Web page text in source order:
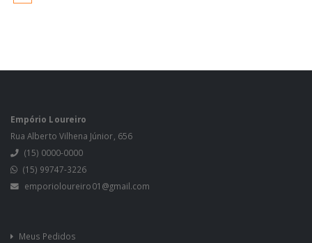
Empório Loureiro
Rua Alberto Vilhena Júnior, 656
(15) 0000-0000
(15) 99747-3226
emporioloureiro01@gmail.com
Meus Pedidos